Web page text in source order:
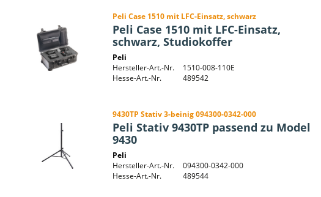
Peli Case 1510 mit LFC-Einsatz, schwarz
Peli Case 1510 mit LFC-Einsatz,
schwarz, Studiokoffer
Peli
Hersteller-Art.-Nr.
1510-008-110E
Hesse-Art.-Nr.
489542
9430TP Stativ 3-beinig 094300-0342-000
Peli Stativ 9430TP passend zu Model
9430
Peli
Hersteller-Art.-Nr.
094300-0342-000
Hesse-Art.-Nr.
489544